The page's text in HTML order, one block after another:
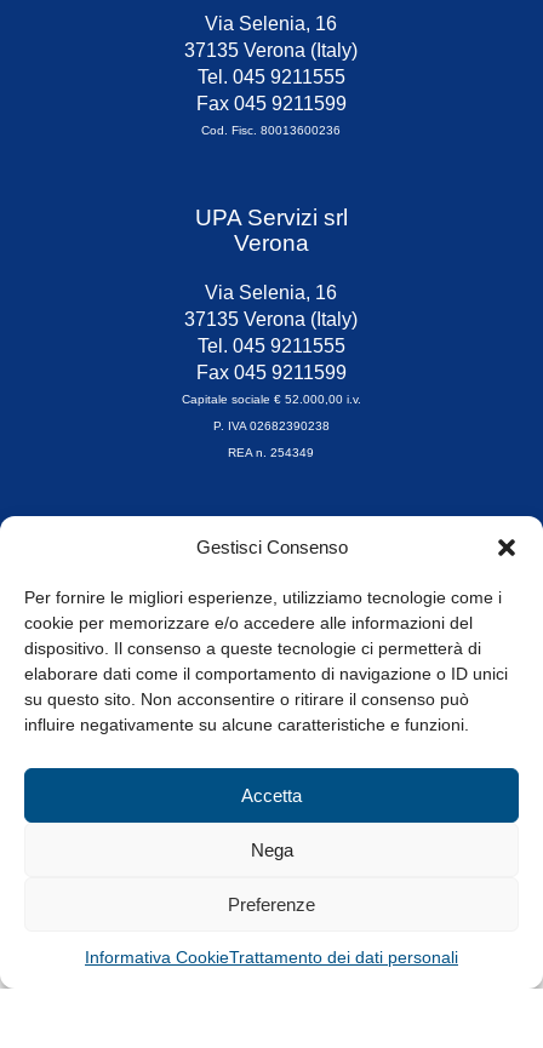
Gestisci Consenso
Per fornire le migliori esperienze, utilizziamo tecnologie come i
cookie per memorizzare e/o accedere alle informazioni del
dispositivo. Il consenso a queste tecnologie ci permetterà di
elaborare dati come il comportamento di navigazione o ID unici
su questo sito. Non acconsentire o ritirare il consenso può
influire negativamente su alcune caratteristiche e funzioni.
Accetta
Nega
Preferenze
Informativa CookieTrattamento dei dati personali
Via Selenia, 16
37135 Verona (Italy)
Tel. 045 9211555
Fax 045 9211599
Cod. Fisc. 80013600236
UPA Servizi srl
Verona
Via Selenia, 16
37135 Verona (Italy)
Tel. 045 9211555
Fax 045 9211599
Capitale sociale € 52.000,00 i.v.
P. IVA 02682390238
REA n. 254349
Orari di apertura
8.30-13.00 / 14.00-17.30
Whistleblowing
© Tutti i diritti riservati
Privacy Policy e Cookie|Informativa Cookie